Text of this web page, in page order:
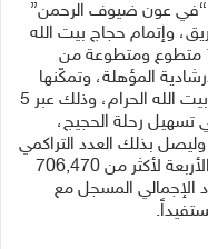
“في عون ضيوف الرحمن”
وإتمام حجاج بيت الله
الحرام مناسكهم، بمشاركة أكثر من 1000 متطوع ومتطوعة من
المؤهلة، وتمكّنها
من خدمة ما يزيد عن 244 ألفاً من حجاج بيت الله الحرام، وذلك عبر 5
رحلة الحجيج،
وليصل بذلك العدد التراكمي
للمستفيدين من المبادرة خلال مواسمها الأربعة لأكثر من 706,470
52.7% عن العدد الإجمالي المسجل مع